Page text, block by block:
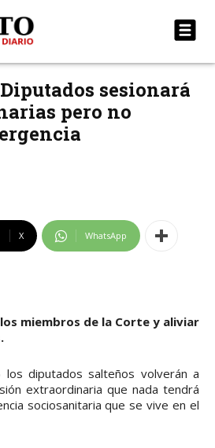
sesionará
pero no
X WhatsApp
miembros de la Corte y aliviar
los diputados salteños volverán a
extraordinaria que nada tendrá
sociosanitaria que se vive en el